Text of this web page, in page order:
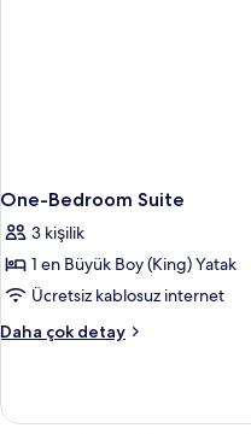
One-Bedroom Suite
3 kişilik
1 en Büyük Boy (King) Yatak
Ücretsiz kablosuz internet
Daha çok detay
One-
daha